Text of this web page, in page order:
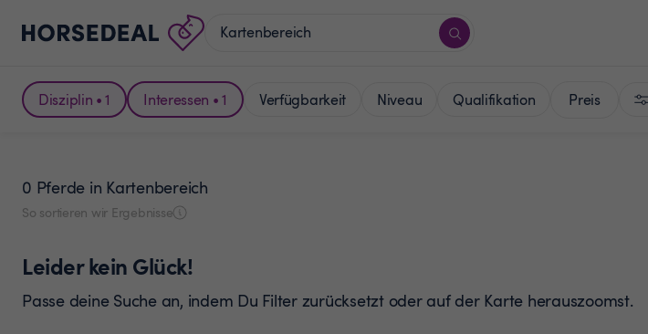
Disziplin • 1 Interessen • 1 Verfügbarkeit Niveau Qualifikation Preis
0 Pferde in Kartenbereich
So sortieren wir Ergebnisse
Leider kein Glück!
Passe deine Suche an, indem Du Filter zurücksetzt oder auf der Karte herauszoomst.